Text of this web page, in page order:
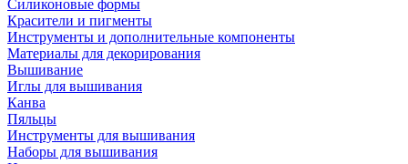
Силиконовые формы
Красители и пигменты
Инструменты и дополнительные компоненты
Материалы для декорирования
Вышивание
Иглы для вышивания
Канва
Пяльцы
Инструменты для вышивания
Наборы для вышивания